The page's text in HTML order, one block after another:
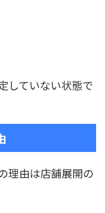
していない状態で
理由は店舗展開の